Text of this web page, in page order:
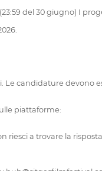
del 30 giugno) I
candidature devono
piattaforme:
riesci a trovare la